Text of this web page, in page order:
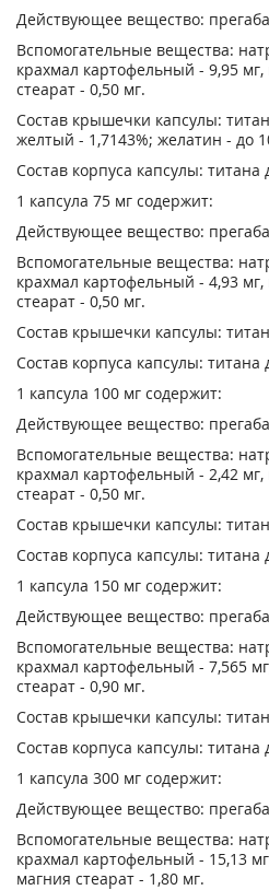
Действующее вещество:
Вспомогательные вещества:
крахмал картофельный - 9,95
стеарат - 0,50 мг.
Состав крышечки капсулы:
желтый - 1,7143%; желатин - до
Состав корпуса капсулы:
1 капсула 75 мг содержит:
Действующее вещество:
Вспомогательные вещества:
крахмал картофельный - 4,93
стеарат - 0,50 мг.
Состав крышечки капсулы:
Состав корпуса капсулы:
1 капсула 100 мг содержит:
Действующее вещество:
Вспомогательные вещества:
крахмал картофельный - 2,42
стеарат - 0,50 мг.
Состав крышечки капсулы:
Состав корпуса капсулы:
1 капсула 150 мг содержит:
Действующее вещество:
Вспомогательные вещества:
крахмал картофельный - 7,565
стеарат - 0,90 мг.
Состав крышечки капсулы:
Состав корпуса капсулы:
1 капсула 300 мг содержит:
Действующее вещество:
Вспомогательные вещества:
крахмал картофельный - 15,13
магния стеарат - 1,80 мг.